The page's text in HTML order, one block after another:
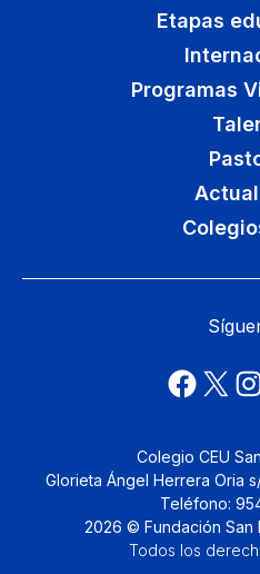
Etapas
Programas
Colegio CEU
Glorieta Ángel Herrera Oria
Teléfono:
2026 © Fundación San
Todos los